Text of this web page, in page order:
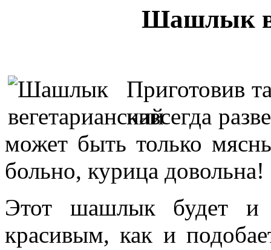
Шашлык
Приготовив
навсегда
может быть только
больно, курица
Этот шашлык будет и
красивым, как и